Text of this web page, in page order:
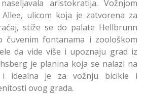
aristokratija. Vožnjom
ulicom koja je zatvorena za
stiže se do palate Hellbrunn
čuvenim fontanama i zoološkom
da vide više i upoznaju grad iz
je planina koja se nalazi na
idealna je za vožnju bicikle i
ovog grada.